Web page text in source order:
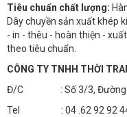
Tiêu chuẩn chất lượng:
Dây chuyền sản xuất khép
- in - thêu - hoàn thiện -
theo tiêu chuẩn.
CÔNG TY TNHH THỜI
Đ/C : Số 3/3, Đường
Tel : 04 .62 92 92